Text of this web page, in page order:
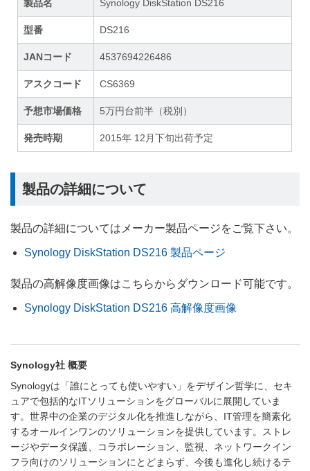
製品名 Synology DiskStation DS216
型番 DS216
JANコード 4537694226486
アスクコード CS6369
予想市場価格 5万円台前半（税別）
発売時期 2015年 12月下旬出荷予定
製品の詳細について
製品の詳細についてはメーカー製品ページをご覧下さい。
Synology DiskStation DS216 製品ページ
製品の高解像度画像はこちらからダウンロード可能です。
Synology DiskStation DS216 高解像度画像
Synology社 概要
Synologyは「誰にとっても使いやすい」をデザイン哲学に、セキ
ュアで包括的なITソリューションをグローバルに展開していま
す。世界中の企業のデジタル化を推進しながら、IT管理を簡素化
するオールインワンのソリューションを提供しています。ストレ
ージやデータ保護、コラボレーション、監視、ネットワークイン
フラ向けのソリューションにとどまらず、今後も進化し続けるテ